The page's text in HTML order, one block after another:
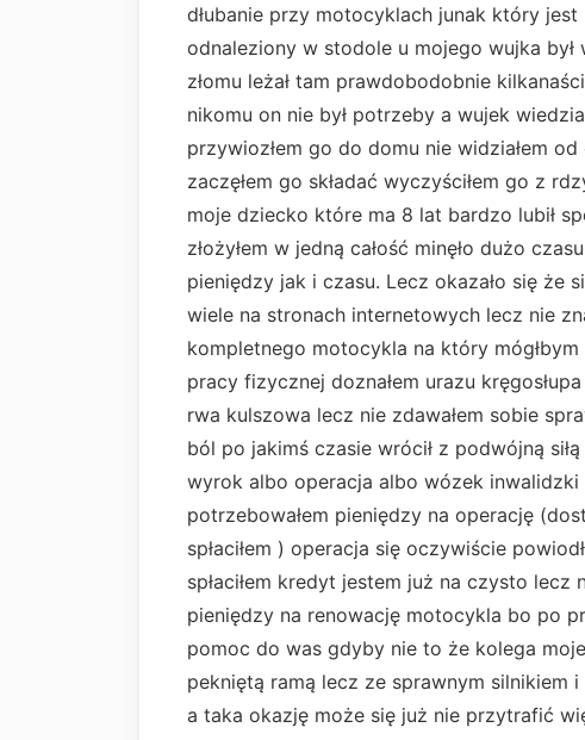
dłubanie przy motocyklach junak który
odnaleziony w stodole u mojego wujka
złomu leżał tam prawdobodobnie
nikomu on nie był potrzeby a wujek
przywiozłem go do domu nie widziałem
zaczęłem go składać wyczyściłem go z
moje dziecko które ma 8 lat bardzo lubił
złożyłem w jedną całość minęło dużo
pieniędzy jak i czasu. Lecz okazało się że
wiele na stronach internetowych lecz nie
kompletnego motocykla na który
pracy fizycznej doznałem urazu
rwa kulszowa lecz nie zdawałem sobie
ból po jakimś czasie wrócił z podwójną
wyrok albo operacja albo wózek
potrzebowałem pieniędzy na operację
spłaciłem ) operacja się oczywiście
spłaciłem kredyt jestem już na czysto
pieniędzy na renowację motocykla bo po
pomoc do was gdyby nie to że kolega
pekniętą ramą lecz ze sprawnym silnikiem
a taka okazję może się już nie przytrafić